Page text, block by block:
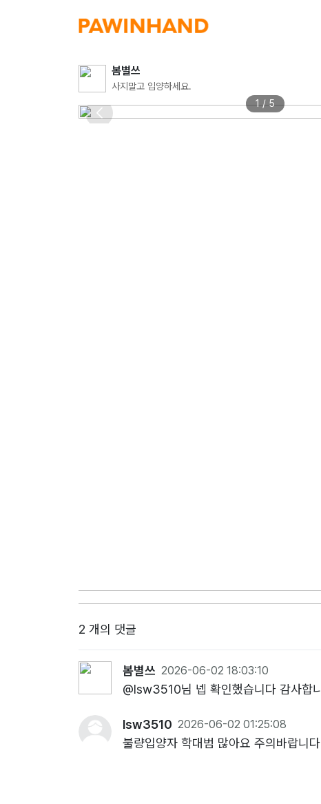
봄별쓰
사지말고 입양하세요.
1 / 5
2 개의 댓글
봄별쓰 2026-06-02 18:03:10
@lsw3510님 넵 확인했습니다 감사합
lsw3510 2026-06-02 01:25:08
불량입양자 학대범 많아요 주의바랍니